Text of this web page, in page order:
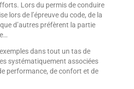
Lors du permis de conduire
lors de l’épreuve du code, de la
d’autres préfèrent la partie
dans tout un tas de
systématiquement associées
performance, de confort et de